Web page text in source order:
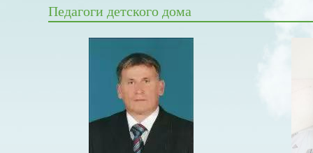
Педагоги детского дома